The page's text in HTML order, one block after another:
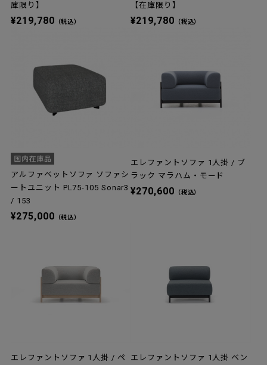
庫限り】
¥219,780 （税込）
【在庫限り】
¥219,780 （税込）
アルファベットソファ ソファシ
ートユニット PL75-105 Sonar3
/ 153
¥275,000 （税込）
エレファントソファ 1人掛 / ブ
ラック マラハム・モード
¥270,600 （税込）
エレファントソファ 1人掛 / ペ
エレファントソファ 1人掛 ベン